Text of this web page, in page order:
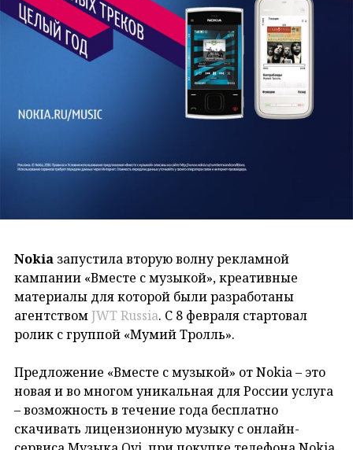
Nokia запустила вторую волну рекламной
кампании «Вместе с музыкой», креативные
материалы для которой были разработаны
агентствомJWT Russia. С 8 февраля стартовал
ролик с группой «Мумий Тролль».
Предложение «Вместе с музыкой» от Nokia – это
новая и во многом уникальная для России услуга
– возможность в течение года бесплатно
скачивать лицензионную музыку с онлайн-